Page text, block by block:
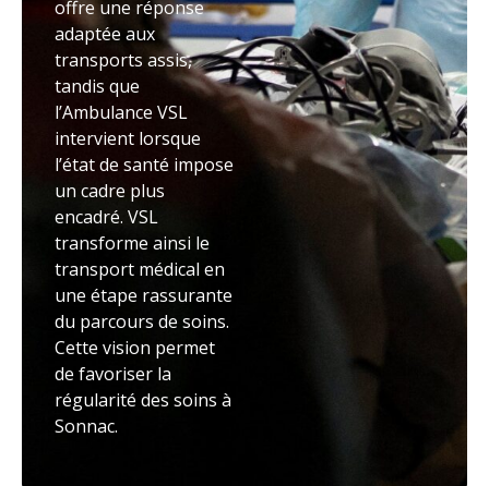
offre une réponse
adaptée aux
transports assis,
tandis que
l’Ambulance VSL
intervient lorsque
l’état de santé impose
un cadre plus
encadré. VSL
transforme ainsi le
transport médical en
une étape rassurante
du parcours de soins.
Cette vision permet
de favoriser la
régularité des soins à
Sonnac.